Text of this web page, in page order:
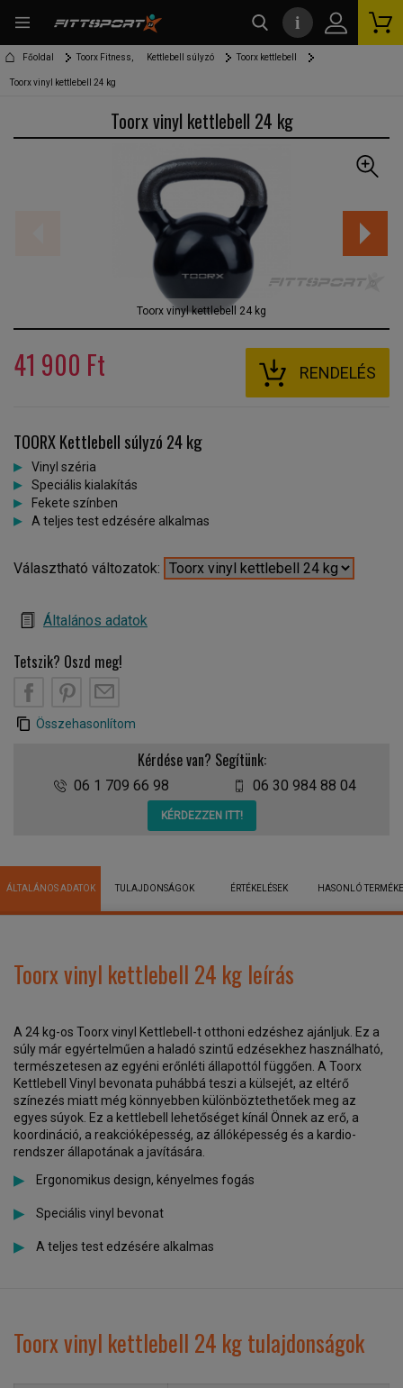
Főoldal Toorx Fitness, Kettlebell súlyzó Toorx kettlebell
Toorx vinyl kettlebell 24 kg
Toorx vinyl kettlebell 24 kg
Toorx vinyl kettlebell 24 kg
41 900 Ft RENDELÉS
TOORX Kettlebell súlyzó 24 kg
Vinyl széria
Speciális kialakítás
Fekete színben
A teljes test edzésére alkalmas
Választható változatok:
Általános adatok
Tetszik? Oszd meg!
Összehasonlítom
Kérdése van? Segítünk:
06 1 709 66 98 06 30 984 88 04
KÉRDEZZEN ITT!
ÁLTALÁNOS ADATOK TULAJDONSÁGOK ÉRTÉKELÉSEK HASONLÓ
Toorx vinyl kettlebell 24 kg leírás
A 24 kg-os Toorx vinyl Kettlebell-t otthoni edzéshez ajánljuk. Ez a
súly már egyértelműen a haladó szintű edzésekhez használható,
természetesen az egyéni erőnléti állapottól függően. A Toorx
Kettlebell Vinyl bevonata puhábbá teszi a külsejét, az eltérő
színezés miatt még könnyebben különböztethetőek meg az
egyes súyok. Ez a kettlebell lehetőséget kínál Önnek az erő, a
koordináció, a reakcióképesség, az állóképesség és a kardio-
rendszer állapotának a javítására.
Ergonomikus design, kényelmes fogás
Speciális vinyl bevonat
A teljes test edzésére alkalmas
Toorx vinyl kettlebell 24 kg tulajdonságok
i
kereső